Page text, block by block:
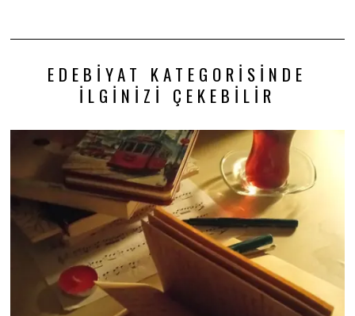
EDEBIYAT KATEGORISINDE
İLGINIZI ÇEKEBILIR